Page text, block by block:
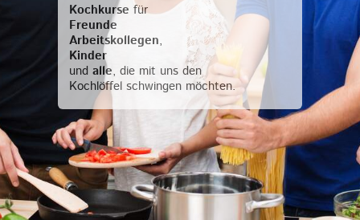
Kochkurse für
Freunde
Arbeitskollegen,
Kinder
undalle, die mit uns den
Kochlöffel schwingen möchten.